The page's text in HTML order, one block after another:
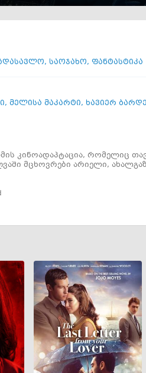
, საოჯახო, ფანტასტიკა
, მელისა მაკარტი, ხავიერ
კინოადაპტაცია, რომელიც
მცხოვრები არიელი,